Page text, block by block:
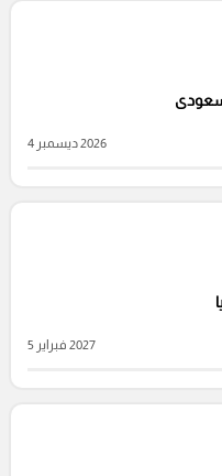
2026 ديسمبر 4
2027 فبراير 5